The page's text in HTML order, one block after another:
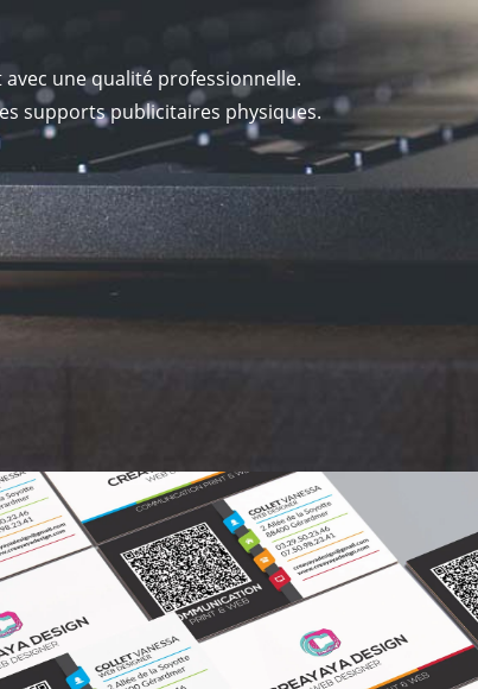
une qualité professionnelle.
supports publicitaires physiques.